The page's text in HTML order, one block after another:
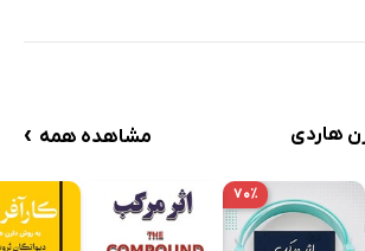
هاردی مشاهده همه ›
۷۰٪